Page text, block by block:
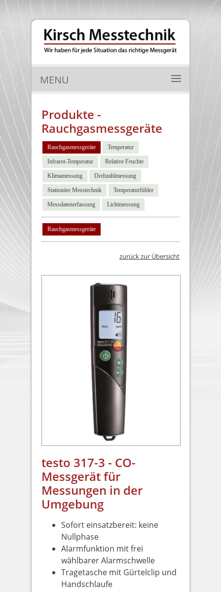
MENU
Produkte -
Rauchgasmessgeräte
Rauchgasmessgeräte Temperatur
Infrarot-Temperatur Relative Feuchte
Klimamessung Drehzahlmessung
Stationäre Messtechnik Temperaturfühler
Messdatenerfassung Lichtmessung
Rauchgasmessgeräte
zurück zur Übersicht
testo 317-3 - CO-
Messgerät für
Messungen in der
Umgebung
Sofort einsatzbereit: keine
Nullphase
Alarmfunktion mit frei
wählbarer Alarmschwelle
Tragetasche mit Gürtelclip und
Handschlaufe